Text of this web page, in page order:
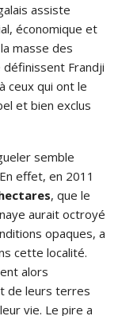
assiste
économique et
masse des
définissent Frandji
ceux qui ont le
et bien exclus
semble
effet, en 2011
, que le
aurait octroyé
opaques, a
cette localité.
alors
de leurs terres
vie. Le pire a